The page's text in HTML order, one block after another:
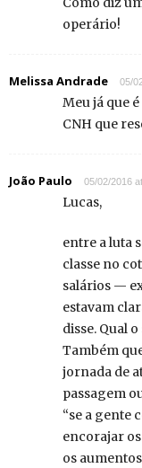
operário!
Melissa Andrade 05/
Meu já que
CNH que
João Paulo 05/02/2016
Lucas,
entre a luta
classe no
salários —
estavam
disse. Qual
Também
jornada de
passagem
“se a gente
encorajar
os